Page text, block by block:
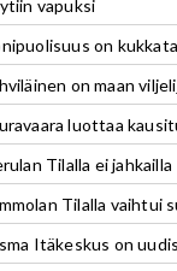
vapuksi
on
on maan
luottaa
Tilalla ei jahkailla
Tilalla vaihtui
Itäkeskus on